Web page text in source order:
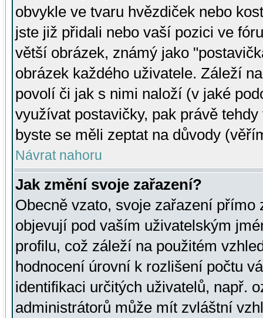
obvykle ve tvaru hvězdiček nebo
jste již přidali nebo vaší pozici ve
větší obrázek, známý jako
obrázek každého uživatele. Záleží
povolí či jak s nimi naloží (v jaké
využívat postavičky, pak právě
byste se měli zeptat na důvody
Návrat nahoru
Jak změní svoje zařazení?
Obecně vzato, svoje zařazení přímo
objevují pod vaším uživatelským
profilu, což záleží na použitém
hodnocení úrovní k rozlišení počtu
identifikaci určitých uživatelů, např.
administrátorů může mít zvláštní